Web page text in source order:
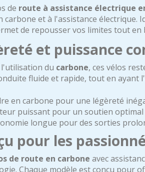
de route à assistance électrique
carbone et à l'assistance
de repousser vos limites tout
et puissance
l'utilisation du carbone, ces vélos
fluide et rapide, tout en ayant
en carbone pour une légèreté
puissant pour un soutien optimal
longue pour des sorties
pour les
de route en carbone avec
Chaque modèle est conçu pour